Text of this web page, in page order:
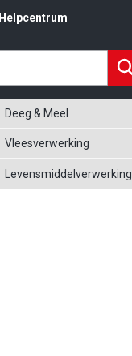
Helpcentrum
Deeg & Meel
Vleesverwerking
Levensmiddelverwerking